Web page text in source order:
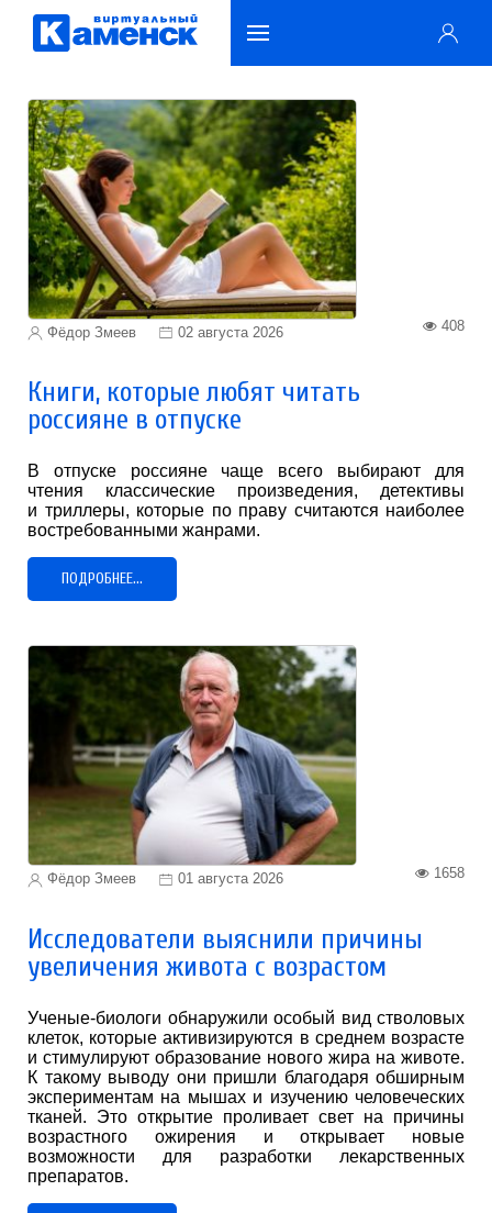
Фёдор Змеев 02 августа 2026 408
Книги, которые любят читать
россияне в отпуске
В отпуске россияне чаще всего выбирают для
чтения классические произведения, детективы
и триллеры, которые по праву считаются наиболее
востребованными жанрами.
ПОДРОБНЕЕ...
Фёдор Змеев 01 августа 2026 1658
Исследователи выяснили причины
увеличения живота с возрастом
Ученые-биологи обнаружили особый вид стволовых
клеток, которые активизируются в среднем возрасте
и стимулируют образование нового жира на животе.
К такому выводу они пришли благодаря обширным
экспериментам на мышах и изучению человеческих
тканей. Это открытие проливает свет на причины
возрастного ожирения и открывает новые
возможности для разработки лекарственных
препаратов.